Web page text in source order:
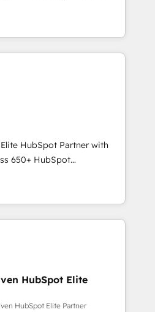
Mexico and Latin
and intelligence.
Netherlands, Ireland, and
thousands of successful
market and enterprise
and AI to design connected
scalable revenue
RevOps, CRM and data
and strategic marketing,
FLAIR framework
certified consultancy,
and technology to help
HubSpot Partner with
650+ HubSpot
use the HubSpot platform
your current HubSpot
one.
HubSpot Elite
HubSpot Elite Partner